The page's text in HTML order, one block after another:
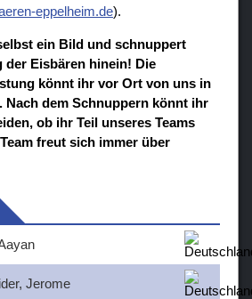
eppelheim.de).
ein Bild und schnuppert
der Eisbären hinein! Die
könnt ihr vor Ort von uns in
Nach dem Schnuppern könnt ihr
ob ihr Teil unseres Teams
freut sich immer über
Jerome